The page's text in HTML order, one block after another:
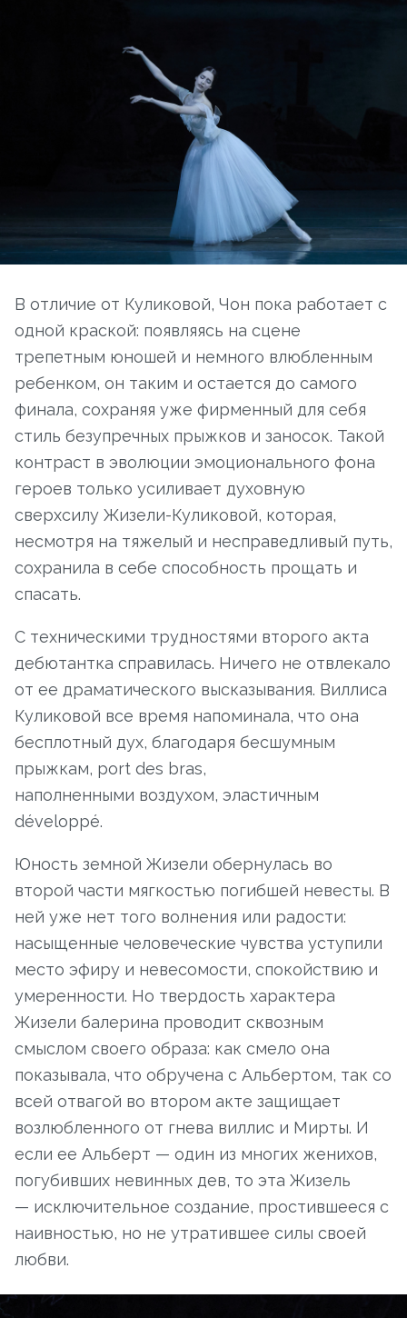
В отличие от Куликовой, Чон пока работает с
одной краской: появляясь на сцене
трепетным юношей и немного влюбленным
ребенком, он таким и остается до самого
финала, сохраняя уже фирменный для себя
стиль безупречных прыжков и заносок. Такой
контраст в эволюции эмоционального фона
героев только усиливает духовную
сверхсилу Жизели-Куликовой, которая,
несмотря на тяжелый и несправедливый путь,
сохранила в себе способность прощать и
спасать.
С техническими трудностями второго акта
дебютантка справилась. Ничего не отвлекало
от ее драматического высказывания. Виллиса
Куликовой все время напоминала, что она
бесплотный дух, благодаря бесшумным
прыжкам, port des bras,
наполненными воздухом, эластичным
développé.
Юность земной Жизели обернулась во
второй части мягкостью погибшей невесты. В
ней уже нет того волнения или радости:
насыщенные человеческие чувства уступили
место эфиру и невесомости, спокойствию и
умеренности. Но твердость характера
Жизели балерина проводит сквозным
смыслом своего образа: как смело она
показывала, что обручена с Альбертом, так со
всей отвагой во втором акте защищает
возлюбленного от гнева виллис и Мирты. И
если ее Альберт — один из многих женихов,
погубивших невинных дев, то эта Жизель
— исключительное создание, простившееся с
наивностью, но не утратившее силы своей
любви.